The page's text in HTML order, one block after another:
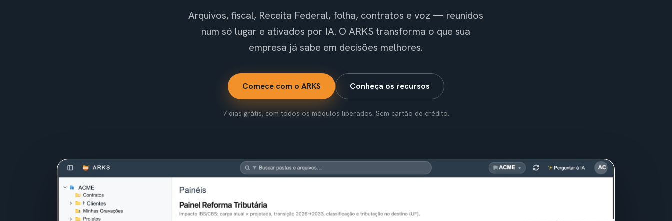
Arquivos, fiscal, Receita Federal, folha, contratos e voz — reunidos
num só lugar e ativados por IA. O ARKS transforma o que sua
empresa já sabe em decisões melhores.
Comece com o ARKS Conheça os recursos
7 dias grátis, com todos os módulos liberados. Sem cartão de crédito.